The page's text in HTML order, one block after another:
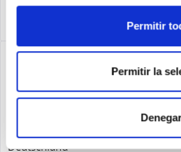
Permitir
Permitir la
Denegar
Service
Seguridad de los productos
Parkring 20D
Garching
Deutschland